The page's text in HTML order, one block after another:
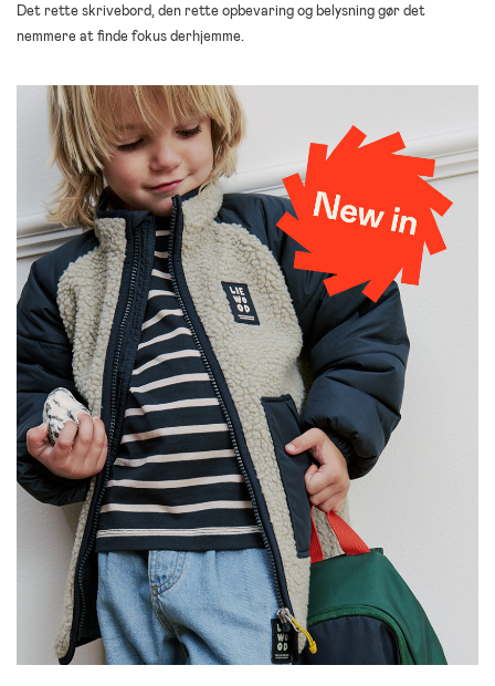
Det rette skrivebord, den rette opbevaring og belysning gør det
nemmere at finde fokus derhjemme.